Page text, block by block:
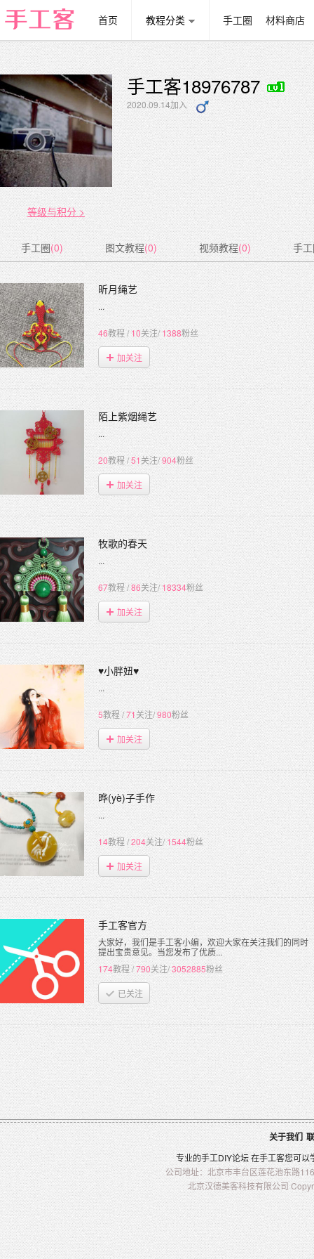
首页 教程分类 手工圈 材料商店
等级与积分 >
手工客18976787
2020.09.14加入
手工圈(0) 图文教程(0) 视频教程(0) 手
昕月绳艺
...
46教程/10关注/1388粉丝
加关注
陌上紫烟绳艺
...
20教程/51关注/904粉丝
加关注
牧歌的春天
...
67教程/86关注/18334粉丝
加关注
♥小胖妞♥
...
5教程/71关注/980粉丝
加关注
晔(yè)子手作
...
14教程/204关注/1544粉丝
加关注
手工客官方
大家好，我们是手工客小编，欢迎大家在关注我们的同时
提出宝贵意见。当您发布了优质...
174教程/790关注/3052885粉丝
已关注
关于我们
专业的手工DIY论坛 在手工客您可以
公司地址：北京市丰台区莲花池东路
北京汉德美客科技有限公司